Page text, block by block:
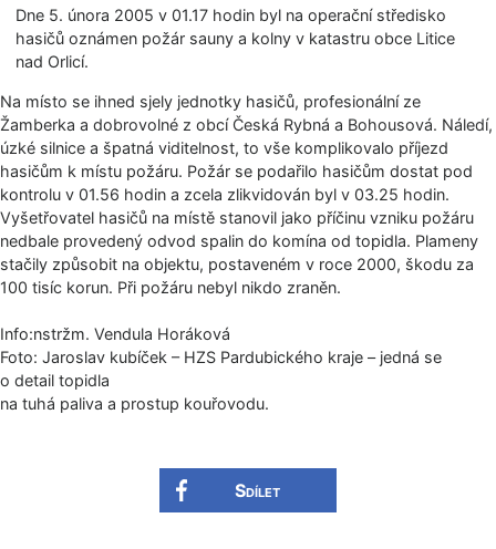
Dne 5. února 2005 v 01.17 hodin byl na operační středisko
hasičů oznámen požár sauny a kolny v katastru obce Litice
nad Orlicí.
Na místo se ihned sjely jednotky hasičů, profesionální ze
Žamberka a dobrovolné z obcí Česká Rybná a Bohousová. Náledí,
úzké silnice a špatná viditelnost, to vše komplikovalo příjezd
hasičům k místu požáru. Požár se podařilo hasičům dostat pod
kontrolu v 01.56 hodin a zcela zlikvidován byl v 03.25 hodin.
Vyšetřovatel hasičů na místě stanovil jako příčinu vzniku požáru
nedbale provedený odvod spalin do komína od topidla. Plameny
stačily způsobit na objektu, postaveném v roce 2000, škodu za
100 tisíc korun. Při požáru nebyl nikdo zraněn.
Info:nstržm. Vendula Horáková
Foto: Jaroslav kubíček – HZS Pardubického kraje – jedná se
o detail topidla
na tuhá paliva a prostup kouřovodu.
Sdílet